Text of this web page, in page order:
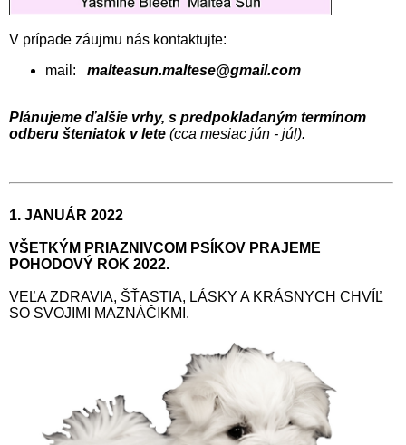
V prípade záujmu nás kontaktujte:
mail: malteasun.maltese@gmail.com
Plánujeme ďalšie vrhy, s predpokladaným termínom
odberu šteniatok v lete (cca mesiac jún - júl).
1. JANUÁR 2022
VŠETKÝM PRIAZNIVCOM PSÍKOV PRAJEME
POHODOVÝ ROK 2022.
VEĽA ZDRAVIA, ŠŤASTIA, LÁSKY A KRÁSNYCH CHVÍĽ
SO SVOJIMI MAZNÁČIKMI.